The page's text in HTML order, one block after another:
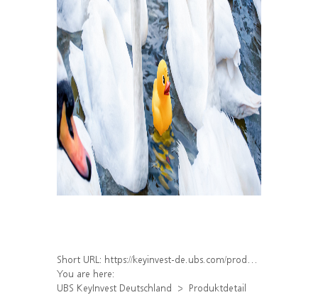
Short URL: https://keyinvest-de.ubs.com/produkt/detail/index/isin/DE000WA7QKW5
You are here:
UBS KeyInvest Deutschland
Produktdetail